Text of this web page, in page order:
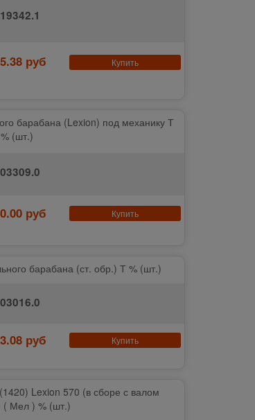
руб Купить
барабана (Lexion) под механику Т
% (шт.)
руб Купить
барабана (ст. обр.) Т % (шт.)
руб Купить
Lexion 570 (в сборе с валом
( Мел ) % (шт.)